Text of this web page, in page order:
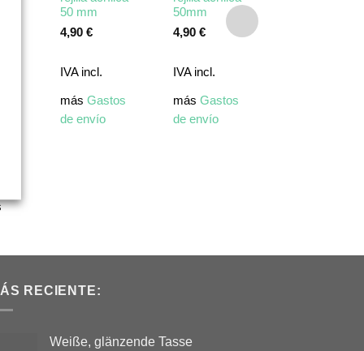
50 mm
4,90 €
IVA incl.
más Gastos
de envío
50mm
4,90 €
IVA incl.
más Gastos
de envío
RECIENTE:
Weiße, glänzende Tasse